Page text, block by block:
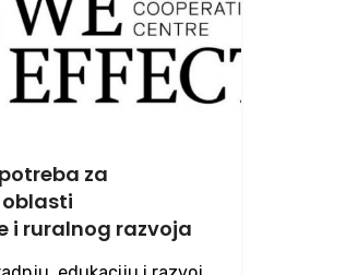
za
i ruralnog razvoja